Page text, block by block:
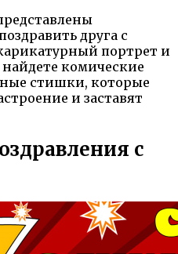
друга с
портрет и
комические
стишки, которые
и заставят
с